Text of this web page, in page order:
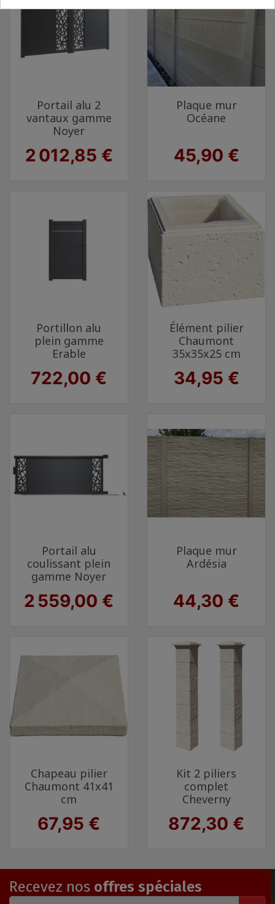
Portail alu 2
vantaux gamme
Noyer
Prix
2 012,85 €
Plaque mur
Océane
Prix
45,90 €
Portillon alu
plein gamme
Erable
Prix
722,00 €
Élément pilier
Chaumont
35x35x25 cm
Prix
34,95 €
Portail alu
coulissant plein
gamme Noyer
Prix
2 559,00 €
Plaque mur
Ardésia
Prix
44,30 €
Chapeau pilier
Chaumont 41x41
cm
Prix
67,95 €
Kit 2 piliers
complet
Cheverny
Prix
872,30 €
Recevez nos offres spéciales